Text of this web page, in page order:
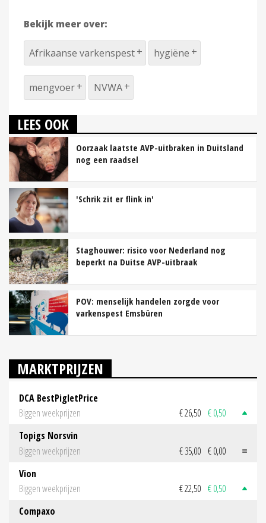
Bekijk meer over:
Afrikaanse varkenspest hygiëne
mengvoer NVWA
LEES OOK
Oorzaak laatste AVP-uitbraken in Duitsland
nog een raadsel
'Schrik zit er flink in'
Staghouwer: risico voor Nederland nog
beperkt na Duitse AVP-uitbraak
POV: menselijk handelen zorgde voor
varkenspest Emsbüren
MARKTPRIJZEN
DCA BestPigletPrice
Biggen weekprijzen
€ 26,50 € 0,50
Topigs Norsvin
Biggen weekprijzen
€ 35,00 € 0,00
Vion
Biggen weekprijzen
€ 22,50 € 0,50
Compaxo